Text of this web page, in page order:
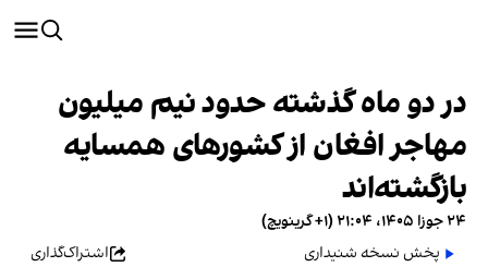
در دو ماه گذشته حدود نیم میلیون
مهاجر افغان از کشورهای همسایه
بازگشته‌اند
۲۴ جوزا ۱۴۰۵، ۲۱:۰۴ (‎+۱ گرینویچ)
پخش نسخه شنیداری
اشتراک‌گذاری